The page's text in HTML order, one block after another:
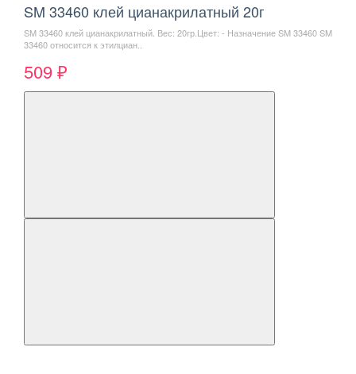
SM 33460 клей цианакрилатный 20г
SM 33460 клей цианакрилатный. Вес: 20гр.Цвет: - Назначение SM 33460 SM
33460 относится к этилциан..
509 ₽